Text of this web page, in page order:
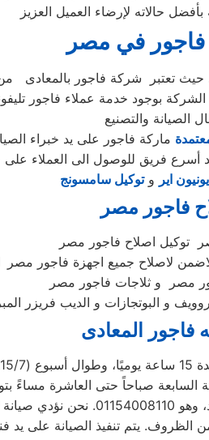
في مصر
الشركة بوجود خدمة عملاء فاجور
الصيانة والتصنيع
اير وتوكيل سامسونج
فاجور مصر
توكيل اصلاح فاجور مصر
لاصلاح جميع اجهزة فاجور مصر
مصر و ثلاجات فاجور مصر
فاجور المعادى
7)